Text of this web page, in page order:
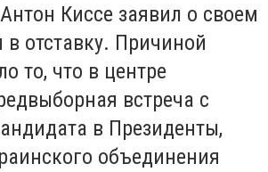
Киссе заявил о своем
отставку. Причиной
то, что в центре
встреча с
в Президенты,
объединения